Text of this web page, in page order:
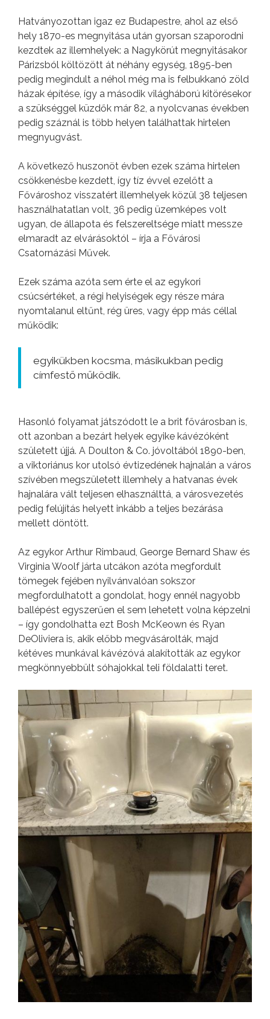
Hatványozottan igaz ez Budapestre, ahol az első
hely 1870-es megnyitása után gyorsan szaporodni
kezdtek az illemhelyek: a Nagykörút megnyitásakor
Párizsból költözött át néhány egység, 1895-ben
pedig megindult a néhol még ma is felbukkanó zöld
házak építése, így a második világháború kitörésekor
a szükséggel küzdők már 82, a nyolcvanas években
pedig száznál is több helyen találhattak hirtelen
megnyugvást.
A következő huszonöt évben ezek száma hirtelen
csökkenésbe kezdett, így tíz évvel ezelőtt a
Fővároshoz visszatért illemhelyek közül 38 teljesen
használhatatlan volt, 36 pedig üzemképes volt
ugyan, de állapota és felszereltsége miatt messze
elmaradt az elvárásoktól – írja a Fővárosi
Csatornázási Művek.
Ezek száma azóta sem érte el az egykori
csúcsértéket, a régi helyiségek egy része mára
nyomtalanul eltűnt, rég üres, vagy épp más céllal
működik:
egyikükben kocsma, másikukban pedig
címfestő működik.
Hasonló folyamat játszódott le a brit fővárosban is,
ott azonban a bezárt helyek egyike kávézóként
született újjá. A Doulton & Co. jóvoltából 1890-ben,
a viktoriánus kor utolsó évtizedének hajnalán a város
szívében megszületett illemhely a hatvanas évek
hajnalára vált teljesen elhasználttá, a városvezetés
pedig felújítás helyett inkább a teljes bezárása
mellett döntött.
Az egykor Arthur Rimbaud, George Bernard Shaw és
Virginia Woolf járta utcákon azóta megfordult
tömegek fejében nyilvánvalóan sokszor
megfordulhatott a gondolat, hogy ennél nagyobb
ballépést egyszerűen el sem lehetett volna képzelni
– így gondolhatta ezt Bosh McKeown és Ryan
DeOliviera is, akik előbb megvásárolták, majd
kétéves munkával kávézóvá alakították az egykor
megkönnyebbült sóhajokkal teli földalatti teret.